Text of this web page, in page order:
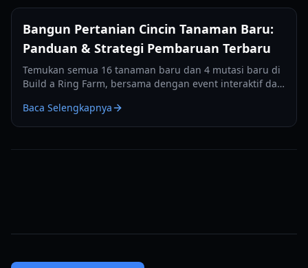
Bangun Pertanian Cincin Tanaman Baru:
Panduan & Strategi Pembaruan Terbaru
Temukan semua 16 tanaman baru dan 4 mutasi baru di
Build a Ring Farm, bersama dengan event interaktif dan
Baca Selengkapnya